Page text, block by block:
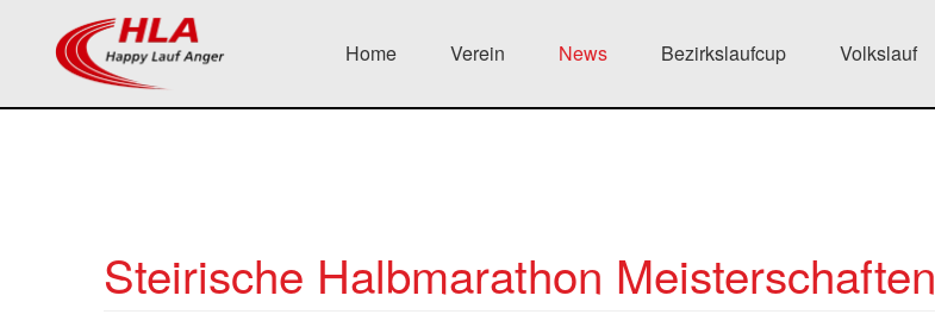
Home Verein News Bezirkslaufcup Volkslauf
Steirische Halbmarathon Meisterschaften